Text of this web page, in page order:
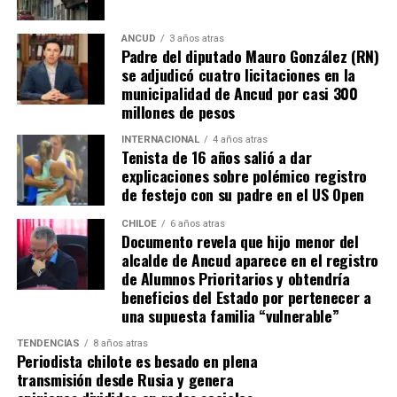
los caminos conducen a… La Moneda y, mientras se
espera ese gesto por parte de la madre del pequeño
Tomás, los pasos siguen quemando los pies de Fernando
en pos de que cada kilómetro recorrido, signifique más
que una llegada a Santiago, un arribo a la cura de su hijo
Actualmente, Gómez se encuentra en Santiago
realizando trámites y participando como invitada en
distintos medios de comunicación. Aunque aún no tiene
una fecha exacta para su viaje a Estados Unidos, donde
se administra el medicamento, indicó que esperan
realizarlo «a mediados de junio».
Cabe destacar que, pese a que se logró reunir el dinero y,
por ende, la meta se cumplió, continúan circulando por
redes sociales, eventos a beneficios de Tomás Ross.
¿Como ayudar?
ANCUD 3 años atras
Padre del diputado Mauro González (RN)
se adjudicó cuatro licitaciones en la
municipalidad de Ancud por casi 300
millones de pesos
INTERNACIONAL 4 años atras
Tenista de 16 años salió a dar
explicaciones sobre polémico registro
de festejo con su padre en el US Open
CHILOE 6 años atras
Documento revela que hijo menor del
alcalde de Ancud aparece en el registro
de Alumnos Prioritarios y obtendría
beneficios del Estado por pertenecer a
una supuesta familia “vulnerable”
TENDENCIAS 8 años atras
Periodista chilote es besado en plena
transmisión desde Rusia y genera